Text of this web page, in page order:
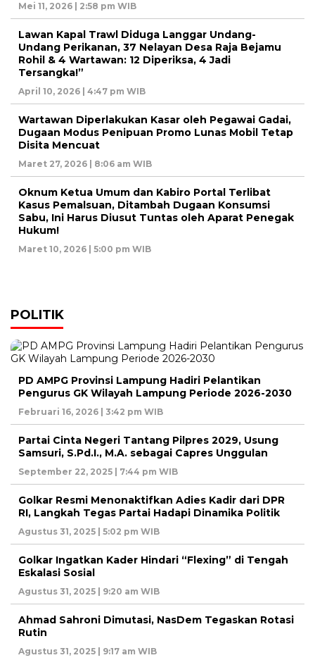
Mei 11, 2026 | 2:58 pm WIB
Lawan Kapal Trawl Diduga Langgar Undang-
Undang Perikanan, 37 Nelayan Desa Raja Bejamu
Rohil & 4 Wartawan: 12 Diperiksa, 4 Jadi
Tersangka!”
April 10, 2026 | 4:47 pm WIB
Wartawan Diperlakukan Kasar oleh Pegawai Gadai,
Dugaan Modus Penipuan Promo Lunas Mobil Tetap
Disita Mencuat
Maret 27, 2026 | 8:06 am WIB
Oknum Ketua Umum dan Kabiro Portal Terlibat
Kasus Pemalsuan, Ditambah Dugaan Konsumsi
Sabu, Ini Harus Diusut Tuntas oleh Aparat Penegak
Hukum!
Maret 10, 2026 | 5:00 pm WIB
POLITIK
PD AMPG Provinsi Lampung Hadiri Pelantikan
Pengurus GK Wilayah Lampung Periode 2026-2030
Februari 16, 2026 | 3:42 pm WIB
Partai Cinta Negeri Tantang Pilpres 2029, Usung
Samsuri, S.Pd.I., M.A. sebagai Capres Unggulan
September 22, 2025 | 7:44 pm WIB
Golkar Resmi Menonaktifkan Adies Kadir dari DPR
RI, Langkah Tegas Partai Hadapi Dinamika Politik
Agustus 31, 2025 | 5:02 pm WIB
Golkar Ingatkan Kader Hindari “Flexing” di Tengah
Eskalasi Sosial
Agustus 31, 2025 | 9:20 am WIB
Ahmad Sahroni Dimutasi, NasDem Tegaskan Rotasi
Rutin
Agustus 31, 2025 | 9:17 am WIB